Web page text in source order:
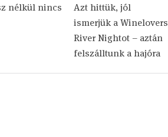
nélkül nincs
Azt hittük, jól
ismerjük a Winelovers
River Nightot – aztán
felszálltunk a hajóra